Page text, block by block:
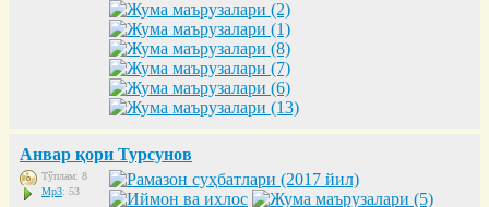
Анвар қори Турсунов
Тўплам: 8
Mp3: 53